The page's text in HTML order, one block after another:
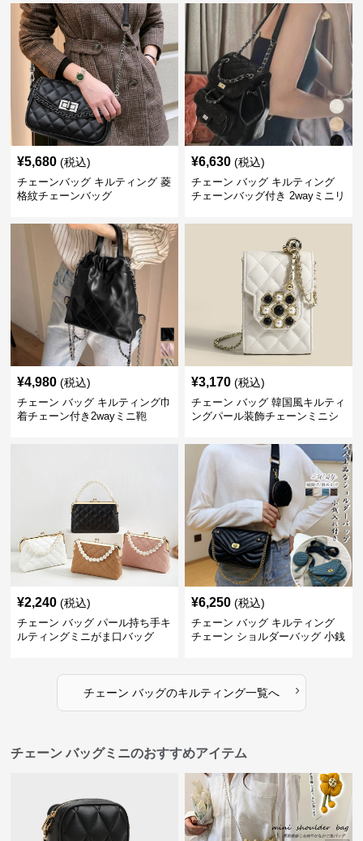
¥5,680 (税込)
チェーンバッグ キルティング 菱
格紋チェーンバッグ
¥6,630 (税込)
チェーン バッグ キルティング
チェーンバッグ付き 2wayミニリ
¥4,980 (税込)
チェーン バッグ キルティング巾
着チェーン付き2wayミニ鞄
¥3,170 (税込)
チェーン バッグ 韓国風キルティ
ングパール装飾チェーンミニシ
¥2,240 (税込)
チェーン バッグ パール持ち手キ
ルティングミニがま口バッグ
¥6,250 (税込)
チェーン バッグ キルティング
チェーン ショルダーバッグ 小銭
チェーン バッグのキルティング一覧へ ›
チェーン バッグミニのおすすめアイテム